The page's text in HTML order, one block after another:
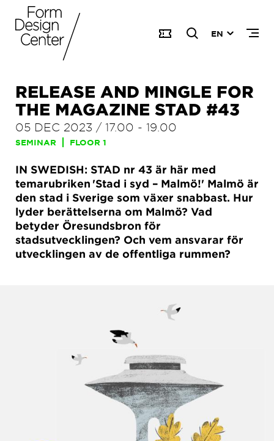
EN
RELEASE AND MINGLE FOR
THE MAGAZINE STAD #43
05 DEC 2023 / 17.00 - 19.00
SEMINAR FLOOR 1
IN SWEDISH: STAD nr 43 är här med
temarubriken 'Stad i syd – Malmö!' Malmö är
den stad i Sverige som växer snabbast. Hur
lyder berättelserna om Malmö? Vad
betyder Öresundsbron för
stadsutvecklingen? Och vem ansvarar för
utvecklingen av de offentliga rummen?